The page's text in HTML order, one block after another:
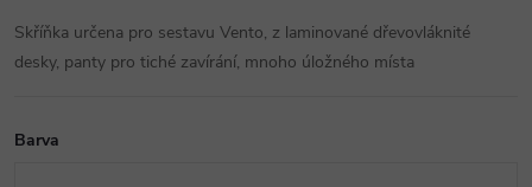
Skříňka určena pro sestavu Vento, z laminované dřevovláknité
desky, panty pro tiché zavírání, mnoho úložného místa
Barva